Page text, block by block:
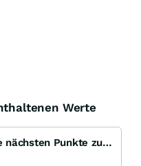
Werte
S+P 500 - SPX - wer liefert die nächsten Punkte zum ATH ?